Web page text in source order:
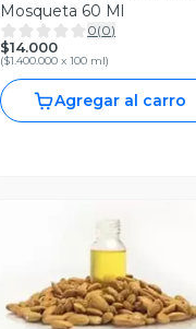
Mosqueta 60 Ml
0(0)
$14.000
($1.400.000 x 100 ml)
Agregar al carro
Vista Previa